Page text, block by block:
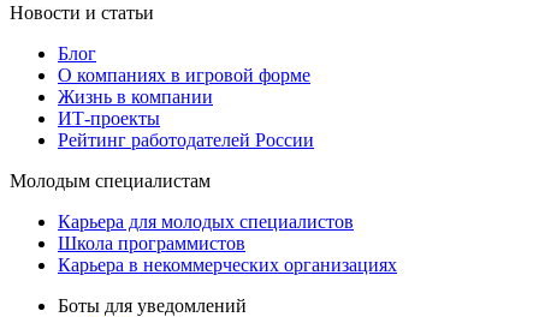
Новости и статьи
Блог
О компаниях в игровой форме
Жизнь в компании
ИТ-проекты
Рейтинг работодателей России
Молодым специалистам
Карьера для молодых специалистов
Школа программистов
Карьера в некоммерческих организациях
Боты для уведомлений